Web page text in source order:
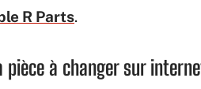
R Parts.
pièce à changer sur